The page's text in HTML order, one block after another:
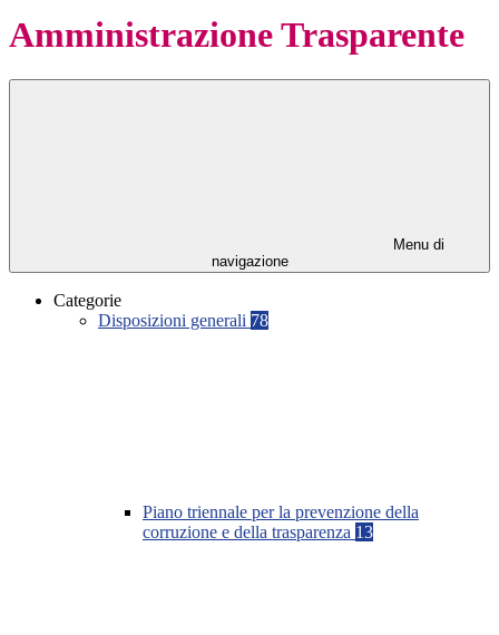
Amministrazione Trasparente
Menu di
navigazione
Categorie
Disposizioni generali 78
Piano triennale per la prevenzione della
corruzione e della trasparenza 13